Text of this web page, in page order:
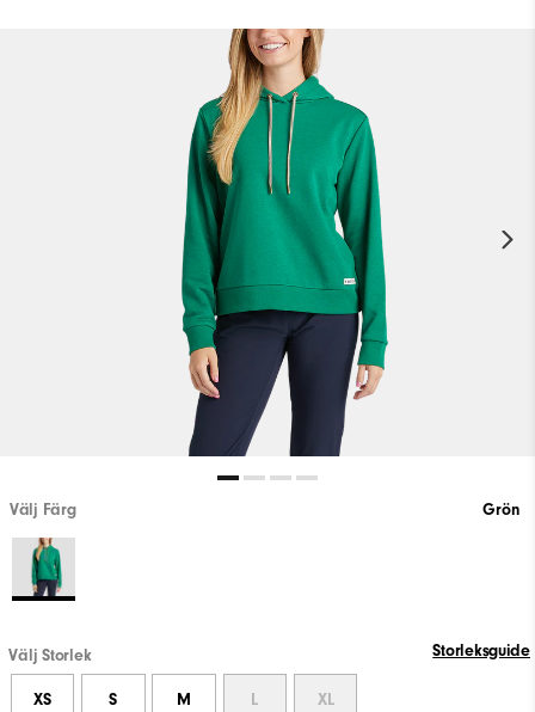
Välj Färg Grön
Välj Storlek Storleksguide
XS S M L XL